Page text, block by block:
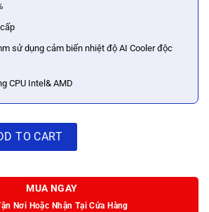
sử dụng cảm biến nhiệt độ AI Cooler độc
CPU Intel& AMD
Battleship (S7GT-550W) quantity
TO CART
MUA NGAY
Nơi Hoặc Nhận Tại Cửa Hàng